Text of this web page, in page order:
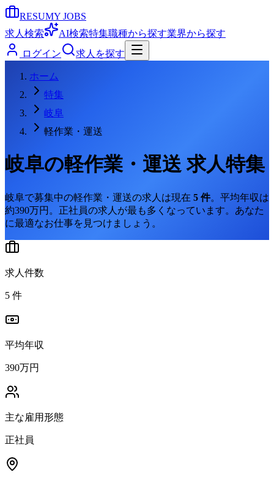
RESUMY JOBS
求人検索
AI検索特集職種から探す業界から探す
ログイン
求人を探す
ホーム
特集
岐阜
軽作業・運送
岐阜の軽作業・運送求人特集
岐阜で募集中の軽作業・運送の求人は現在 5 件。 平均年収は
約390万円。 正社員の求人が最も多くなっています。 あなた
に最適なお仕事を見つけましょう。
求人件数
5 件
平均年収
390万円
主な雇用形態
正社員